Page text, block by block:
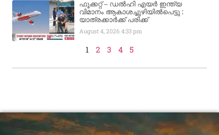
ഫൂക്കറ്റ് – ഡൽഹി എയര്‍ ഇന്ത്യ
വിമാനം ആകാശച്ചുഴിയില്‍പെട്ടു :
യാത്രക്കാര്‍ക്ക് പരിക്ക്
August 4, 20264:33 pm
1 2 3 4 5